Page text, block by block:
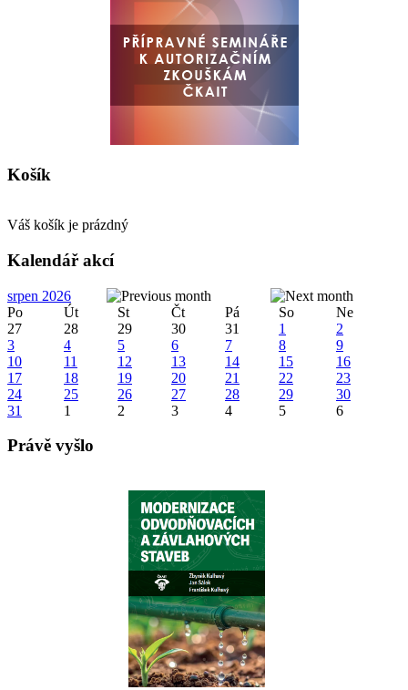
Košík
Váš košík je prázdný
Kalendář akcí
srpen 2026
Po
Út St Čt Pá So
Ne
27
28 29 30 31 1
2
3
4 5 6 7 8
9
10
11 12 13 14 15
16
17
18 19 20 21 22
23
24
25 26 27 28 29
30
31
1 2 3 4 5 6
Právě vyšlo